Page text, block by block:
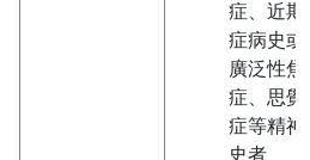
症、近期
症病史或
廣泛性焦
症、思覺
症等精神
史者